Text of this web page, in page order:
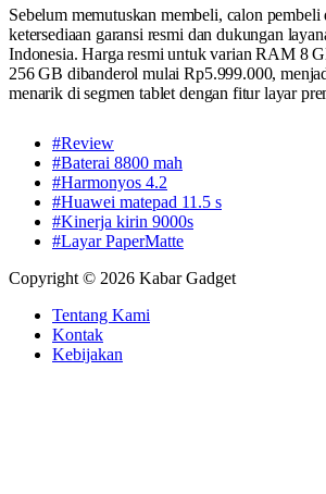
Sebelum memutuskan membeli, calon pembeli
ketersediaan garansi resmi dan dukungan
Indonesia. Harga resmi untuk varian RAM 8
256 GB dibanderol mulai Rp5.999.000,
menarik di segmen tablet dengan fitur layar
#Review
#Baterai 8800 mah
#Harmonyos 4.2
#Huawei matepad 11.5 s
#Kinerja kirin 9000s
#Layar PaperMatte
Copyright © 2026 Kabar Gadget
Tentang Kami
Kontak
Kebijakan